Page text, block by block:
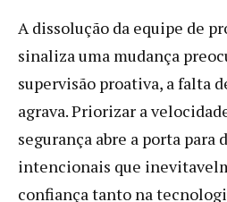
A dissolução da equipe de
sinaliza uma mudança
supervisão proativa, a falta
agrava. Priorizar a
segurança abre a porta para
intencionais que
confiança tanto na